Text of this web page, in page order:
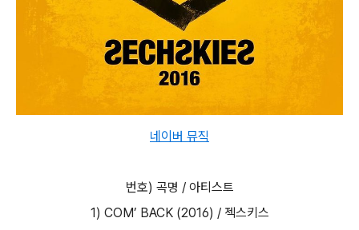
네이버 뮤직
번호) 곡명 / 아티스트
1) COM’ BACK (2016) / 젝스키스